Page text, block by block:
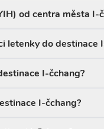
od centra města I-
letenky do destinace
I-čchang?
I-čchang?